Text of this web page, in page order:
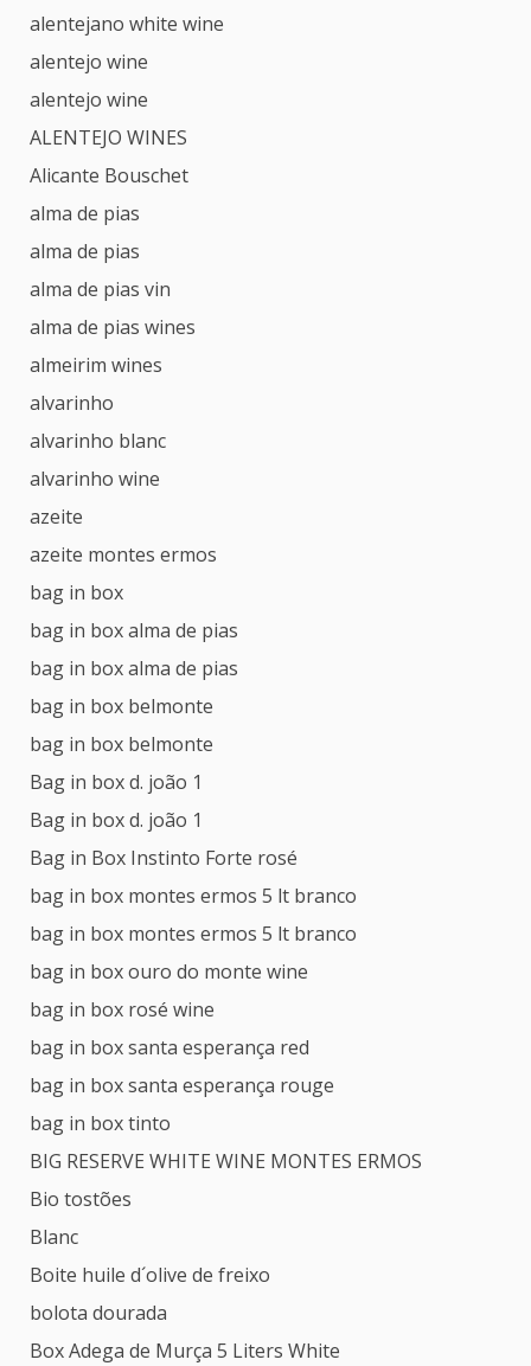
alentejano white wine
alentejo wine
alentejo wine
ALENTEJO WINES
Alicante Bouschet
alma de pias
alma de pias
alma de pias vin
alma de pias wines
almeirim wines
alvarinho
alvarinho blanc
alvarinho wine
azeite
azeite montes ermos
bag in box
bag in box alma de pias
bag in box alma de pias
bag in box belmonte
bag in box belmonte
Bag in box d. joão 1
Bag in box d. joão 1
Bag in Box Instinto Forte rosé
bag in box montes ermos 5 lt branco
bag in box montes ermos 5 lt branco
bag in box ouro do monte wine
bag in box rosé wine
bag in box santa esperança red
bag in box santa esperança rouge
bag in box tinto
BIG RESERVE WHITE WINE MONTES ERMOS
Bio tostões
Blanc
Boite huile d´olive de freixo
bolota dourada
Box Adega de Murça 5 Liters White